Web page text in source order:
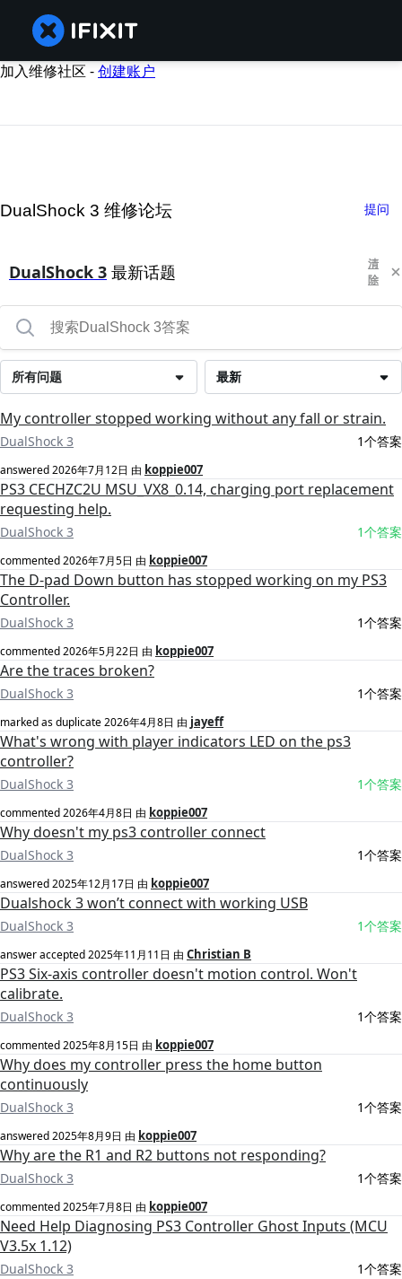
加入维修社区 -创建账户
DualShock 3 维修论坛 提问
DualShock 3 最新话题
清
除
最新
所有问题
My controller stopped working without any fall or strain.
DualShock 3 1个答案
answered2026年7月12日 由 koppie007
PS3 CECHZC2U MSU_VX8_0.14, charging port replacement
requesting help.
DualShock 3 1个答案
commented2026年7月5日 由 koppie007
The D-pad Down button has stopped working on my PS3
Controller.
DualShock 3 1个答案
commented2026年5月22日 由 koppie007
Are the traces broken?
DualShock 3 1个答案
marked as duplicate2026年4月8日 由 jayeff
What's wrong with player indicators LED on the ps3
controller?
DualShock 3 1个答案
commented2026年4月8日 由 koppie007
Why doesn't my ps3 controller connect
DualShock 3 1个答案
answered2025年12月17日 由 koppie007
Dualshock 3 won’t connect with working USB
DualShock 3 1个答案
answer accepted2025年11月11日 由 Christian B
PS3 Six-axis controller doesn't motion control. Won't
calibrate.
DualShock 3 1个答案
commented2025年8月15日 由 koppie007
Why does my controller press the home button
continuously
DualShock 3 1个答案
answered2025年8月9日 由 koppie007
Why are the R1 and R2 buttons not responding?
DualShock 3 1个答案
commented2025年7月8日 由 koppie007
Need Help Diagnosing PS3 Controller Ghost Inputs (MCU
V3.5x 1.12)
DualShock 3 1个答案